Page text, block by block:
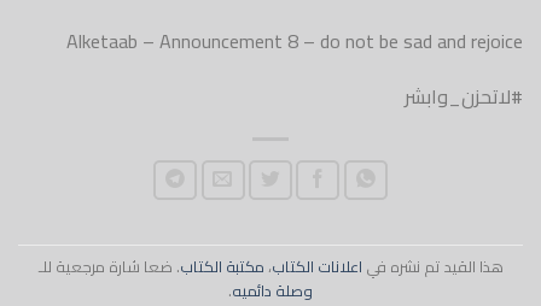
Alketaab – Announcement 8 – do not be sad and rejoice
#لاتحزن_وابشر
هذا القيد تم نشره في اعلانات الكتاب، مكتبة الكتاب. ضعا شارة مرجعية للـ
وصلة دائميه.